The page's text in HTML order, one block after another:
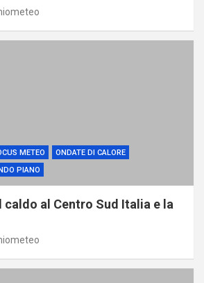
METEO
ONDATE DI CALORE
PIANO
caldo al Centro Sud Italia e la